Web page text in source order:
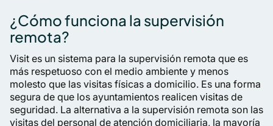
¿Cómo funciona la supervisión
remota?
Visit es un sistema para la supervisión remota que es
más respetuoso con el medio ambiente y menos
molesto que las visitas físicas a domicilio. Es una forma
segura de que los ayuntamientos realicen visitas de
seguridad. La alternativa a la supervisión remota son las
visitas del personal de atención domiciliaria, la mayoría